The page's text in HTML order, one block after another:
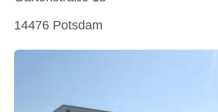
14476 Potsdam